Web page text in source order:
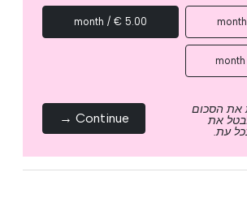
5.00 € / month
את הסכום
את
עת.
Continue →